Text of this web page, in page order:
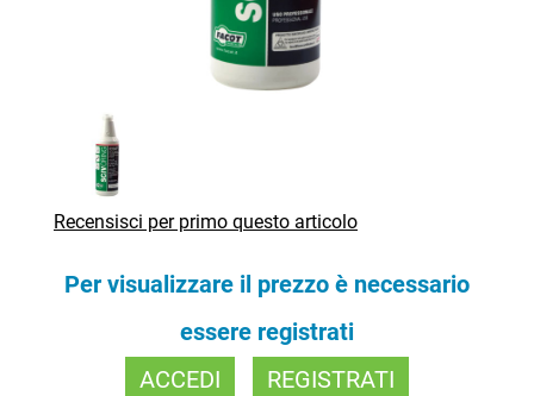
Recensisci per primo questo articolo
Per visualizzare il prezzo è necessario
essere registrati
ACCEDI
REGISTRATI